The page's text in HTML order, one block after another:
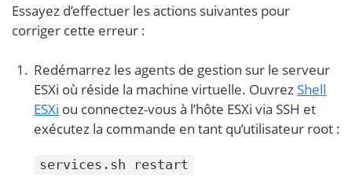
Essayez d’effectuer les actions suivantes pour
corriger cette erreur :
Redémarrez les agents de gestion sur le serveur
ESXi où réside la machine virtuelle. OuvrezShell
ESXi ou connectez-vous à l’hôte ESXi via SSH et
exécutez la commande en tant qu’utilisateur root :
services.sh restart